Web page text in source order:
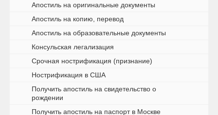
Апостиль на оригинальные документы
Апостиль на копию, перевод
Апостиль на образовательные документы
Консульская легализация
Срочная нострификация (признание)
Нострификация в США
Получить апостиль на свидетельство о
рождении
Получить апостиль на паспорт в Москве